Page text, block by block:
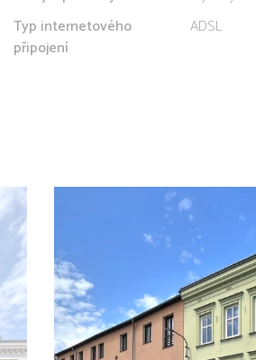
Typ internetového
připojení
ADSL